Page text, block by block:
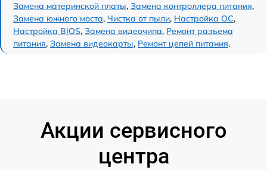
Замена материнской платы, Замена контроллера питания,
Замена южного моста, Чистка от пыли, Настройка ОС,
Настройка BIOS, Замена видеочипа, Ремонт разъема
питания, Замена видеокарты, Ремонт цепей питания.
Акции сервисного
центра